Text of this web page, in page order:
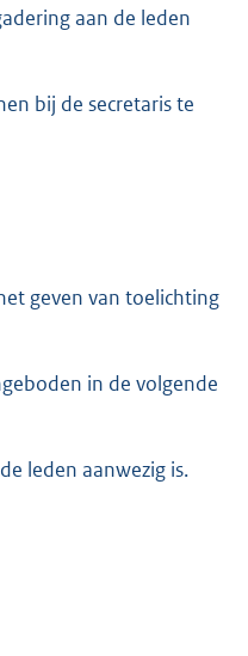
aan de leden
bij de secretaris te
geven van toelichting
in de volgende
leden aanwezig is.